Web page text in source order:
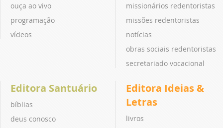
ouça ao vivo
programação
vídeos
missionários redentoristas
missões redentoristas
notícias
obras sociais redentoristas
secretariado vocacional
Editora Santuário
bíblias
deus conosco
Editora Ideias &
Letras
livros